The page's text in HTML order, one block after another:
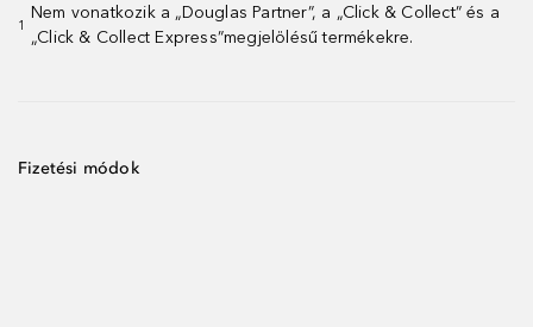
1
Nem vonatkozik a „Douglas Partner”, a „Click & Collect” és a
„Click & Collect Express”megjelölésű termékekre.
Fizetési módok